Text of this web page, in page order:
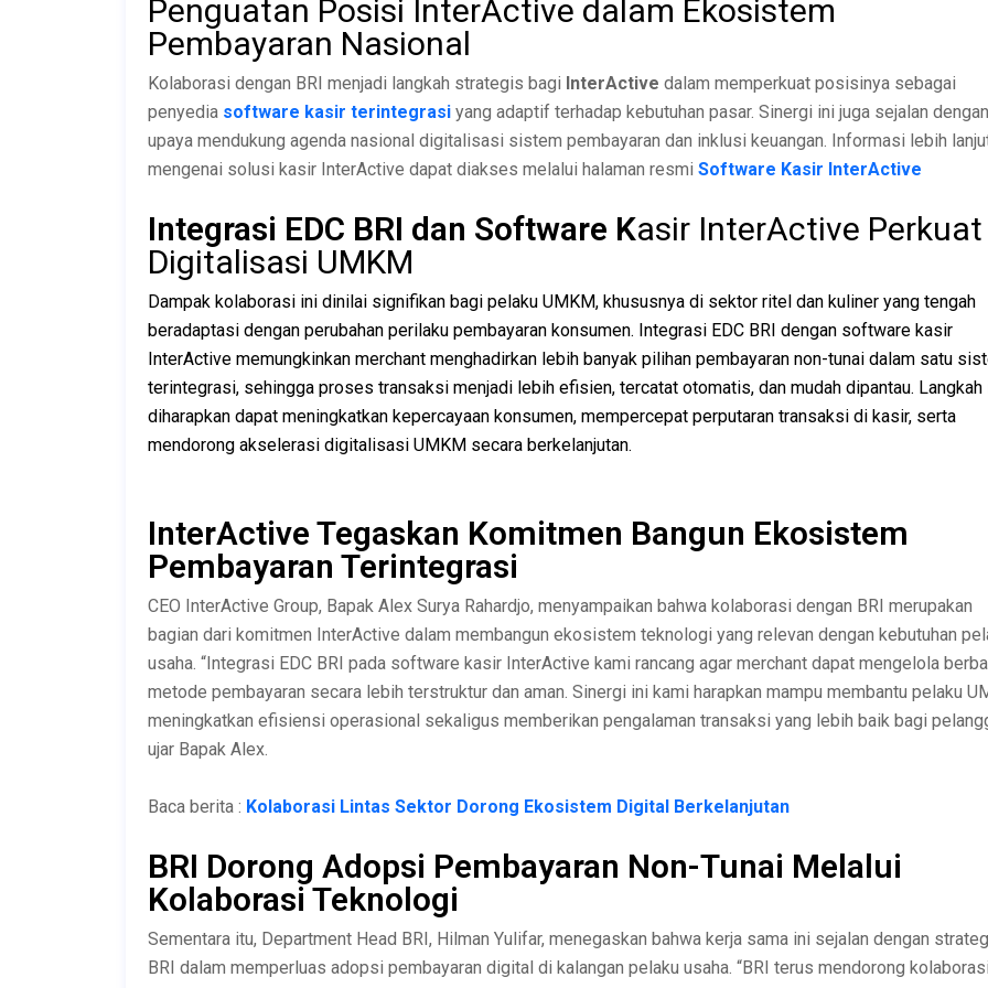
Penguatan Posisi InterActive dalam Ekosistem
Pembayaran Nasional
Kolaborasi dengan BRI menjadi langkah strategis bagi InterActive dalam memperkuat posisinya sebagai
penyedia software kasir terintegrasi yang adaptif terhadap kebutuhan pasar. Sinergi ini juga sejalan dengan
upaya mendukung agenda nasional digitalisasi sistem pembayaran dan inklusi keuangan. Informasi lebih
mengenai solusi kasir InterActive dapat diakses melalui halaman resmi Software Kasir InterActive
Integrasi EDC BRI dan Software Kasir InterActive Perkuat
Digitalisasi UMKM
Dampak kolaborasi ini dinilai signifikan bagi pelaku UMKM, khususnya di sektor ritel dan kuliner yang tengah
beradaptasi dengan perubahan perilaku pembayaran konsumen. Integrasi EDC BRI dengan software kasir
InterActive memungkinkan merchant menghadirkan lebih banyak pilihan pembayaran non-tunai dalam satu
terintegrasi, sehingga proses transaksi menjadi lebih efisien, tercatat otomatis, dan mudah dipantau. Langkah
diharapkan dapat meningkatkan kepercayaan konsumen, mempercepat perputaran transaksi di kasir, serta
mendorong akselerasi digitalisasi UMKM secara berkelanjutan.
InterActive Tegaskan Komitmen Bangun Ekosistem
Pembayaran Terintegrasi
CEO InterActive Group, Bapak Alex Surya Rahardjo, menyampaikan bahwa kolaborasi dengan BRI merupakan
bagian dari komitmen InterActive dalam membangun ekosistem teknologi yang relevan dengan kebutuhan
usaha. “Integrasi EDC BRI pada software kasir InterActive kami rancang agar merchant dapat mengelola
metode pembayaran secara lebih terstruktur dan aman. Sinergi ini kami harapkan mampu membantu pelaku
meningkatkan efisiensi operasional sekaligus memberikan pengalaman transaksi yang lebih baik bagi
ujar Bapak Alex.
Baca berita : Kolaborasi Lintas Sektor Dorong Ekosistem Digital Berkelanjutan
BRI Dorong Adopsi Pembayaran Non-Tunai Melalui
Kolaborasi Teknologi
Sementara itu, Department Head BRI, Hilman Yulifar, menegaskan bahwa kerja sama ini sejalan dengan
BRI dalam memperluas adopsi pembayaran digital di kalangan pelaku usaha. “BRI terus mendorong kolaborasi